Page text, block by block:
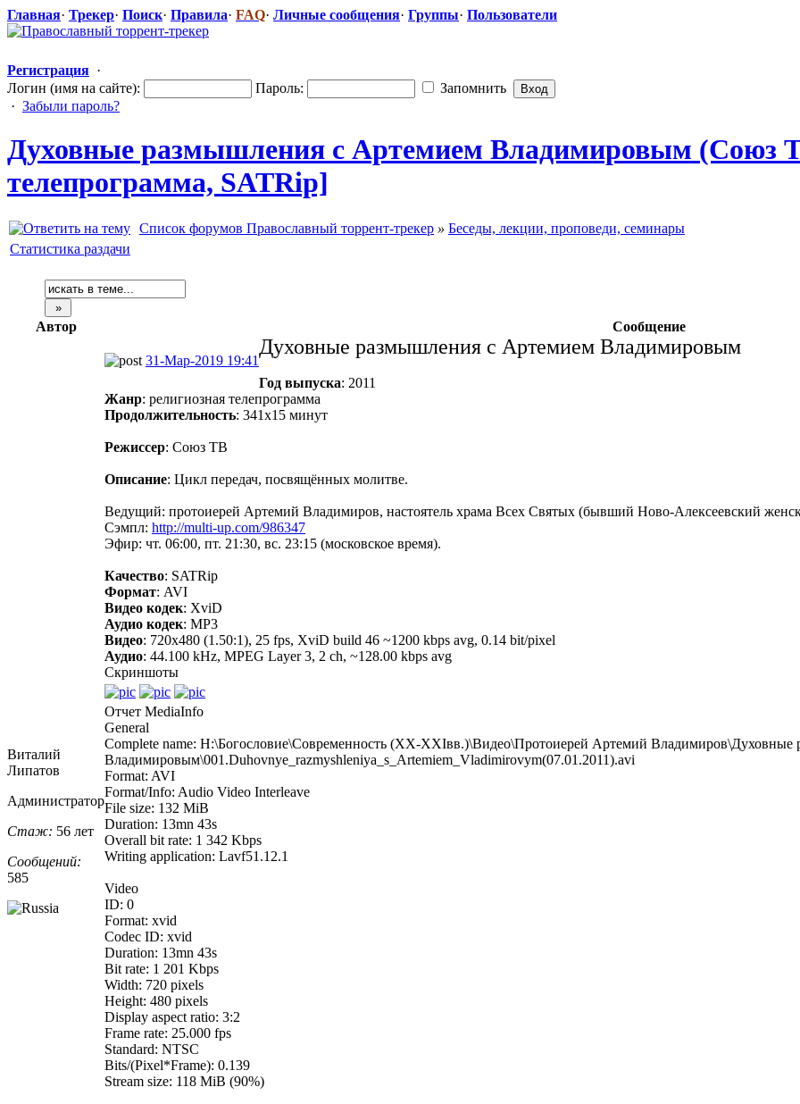
Главная· Трекер· Поиск· Правила· FAQ· Личные сообщения· Группы· Пользователи
Регистрация ·
Логин (имя на сайте):
Пароль:
Запомнить
· Забыли пароль?
Духовные размышления с Артемием Владимировым (Союз
телепрограмм​а, SATRip]
Список форумов Православный торрент-трекер » Беседы, лекции, проповеди, семинары
Статистика раздачи
Автор Сообщение
Виталий
Липатов
Администратор
Стаж: 56 лет
Сообщений:
585
31-Мар-2019 19:41
Духовные размышления с Артемием Владимировым
Год выпуска: 2011
Жанр: религиозная телепрограмма
Продолжительность: 341х15 минут
Режиссер: Союз ТВ
Описание: Цикл передач, посвящённых молитве.
Ведущий: протоиерей Артемий Владимиров, настоятель храма Всех Святых (бывший Ново-Алексеевский
Сэмпл: http://multi-up.com/986347
Эфир: чт. 06:00, пт. 21:30, вc. 23:15 (московское время).
Качество: SATRip
Формат: AVI
Видео кодек: XviD
Аудио кодек: MP3
Видео: 720x480 (1.50:1), 25 fps, XviD build 46 ~1200 kbps avg, 0.14 bit/pixel
Аудио: 44.100 kHz, MPEG Layer 3, 2 ch, ~128.00 kbps avg
Скриншоты
Отчет MediaInfo
General
Complete name: H:\Богословие\Современность (XX-XXIвв.)\Видео\Протоиерей Артемий
Владимировым\001.Duhovnye_razmyshleniya_s_Artemiem_Vladimirovym(07.01.2011).avi
Format: AVI
Format/Info: Audio Video Interleave
File size: 132 MiB
Duration: 13mn 43s
Overall bit rate: 1 342 Kbps
Writing application: Lavf51.12.1
Video
ID: 0
Format: xvid
Codec ID: xvid
Duration: 13mn 43s
Bit rate: 1 201 Kbps
Width: 720 pixels
Height: 480 pixels
Display aspect ratio: 3:2
Frame rate: 25.000 fps
Standard: NTSC
Bits/(Pixel*Frame): 0.139
Stream size: 118 MiB (90%)